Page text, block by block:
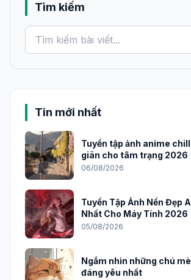
Tìm kiếm
Tin mới nhất
Tuyển tập ảnh anime
giãn cho tâm trạng 2026
06/08/2026
Tuyển Tập Ảnh Nền Đẹp
Nhất Cho Máy Tính 2026
05/08/2026
Ngắm nhìn những chú
đáng yêu nhất